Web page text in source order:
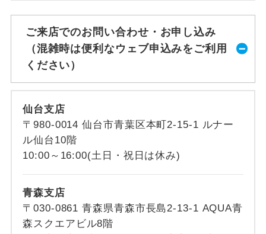
ご来店でのお問い合わせ・お申し込み
（混雑時は便利なウェブ申込みをご利用
ください）
仙台支店
〒980-0014 仙台市青葉区本町2-15-1 ルナー
ル仙台10階
10:00～16:00(土日・祝日は休み)
青森支店
〒030-0861 青森県青森市長島2-13-1 AQUA青
森スクエアビル8階